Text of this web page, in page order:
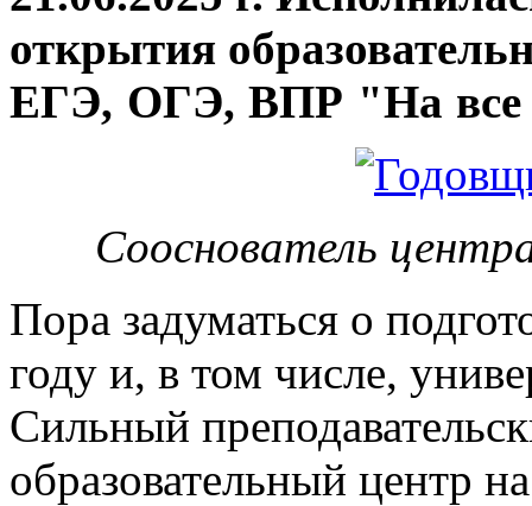
открытия
ЕГЭ, ОГЭ, ВПР "На все
Сооснователь
Пора задуматься о
году и, в том числе,
Сильный
образовательный центр